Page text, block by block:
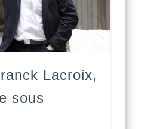
Lacroix,
sous